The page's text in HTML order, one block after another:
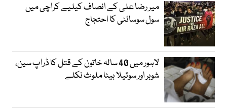
میر رضا علی کے انصاف کیلیے کراچی میں
سول سوسائٹی کا احتجاج
لاہور میں 40 سالہ خاتون کے قتل کا ڈراپ سین،
شوہر اور سوتیلا بیٹا ملوث نکلے